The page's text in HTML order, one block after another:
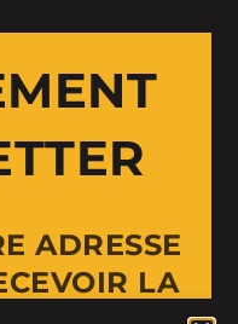
ADRESSE
LA